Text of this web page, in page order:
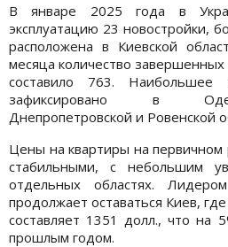
В январе 2025 года в
эксплуатацию 23 новостройки,
расположена в Киевской
месяца количество завершенных
составило 763. Наибольшее
зафиксировано в
Днепропетровской и Ровенской
Цены на квартиры на первичном
стабильными, с небольшим
отдельных областях.
продолжает оставаться Киев,
составляет 1351 долл., что на
прошлым годом.